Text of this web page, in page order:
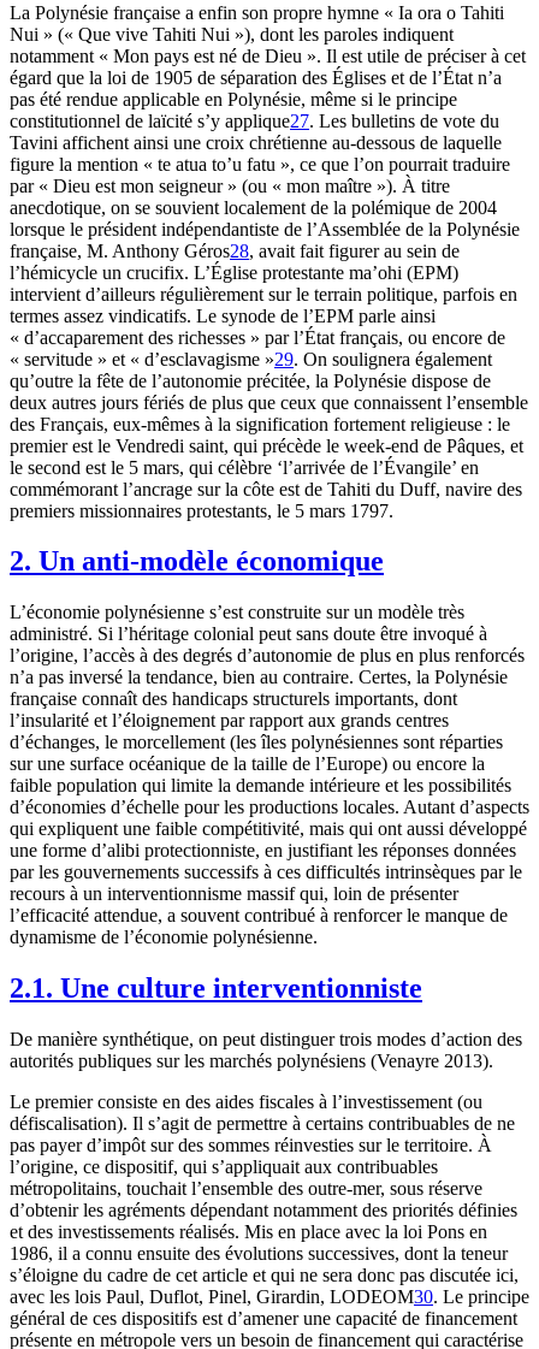
La Polynésie française a enfin son propre hymne « Ia ora o Tahiti
Nui » (« Que vive Tahiti Nui »), dont les paroles indiquent
notamment « Mon pays est né de Dieu ». Il est utile de préciser à cet
égard que la loi de 1905 de séparation des Églises et de l’État n’a
pas été rendue applicable en Polynésie, même si le principe
constitutionnel de laïcité s’y applique27. Les bulletins de vote du
Tavini affichent ainsi une croix chrétienne au-dessous de laquelle
figure la mention « te atua to’u fatu », ce que l’on pourrait traduire
par « Dieu est mon seigneur » (ou « mon maître »). À titre
anecdotique, on se souvient localement de la polémique de 2004
lorsque le président indépendantiste de l’Assemblée de la Polynésie
française, M. Anthony Géros28, avait fait figurer au sein de
l’hémicycle un crucifix. L’Église protestante ma’ohi (EPM)
intervient d’ailleurs régulièrement sur le terrain politique, parfois en
termes assez vindicatifs. Le synode de l’EPM parle ainsi
« d’accaparement des richesses » par l’État français, ou encore de
« servitude » et « d’esclavagisme »29. On soulignera également
qu’outre la fête de l’autonomie précitée, la Polynésie dispose de
deux autres jours fériés de plus que ceux que connaissent l’ensemble
des Français, eux-mêmes à la signification fortement religieuse : le
premier est le Vendredi saint, qui précède le week-end de Pâques, et
le second est le 5 mars, qui célèbre ‘l’arrivée de l’Évangile’ en
commémorant l’ancrage sur la côte est de Tahiti du Duff, navire des
premiers missionnaires protestants, le 5 mars 1797.
2. Un anti-modèle économique
L’économie polynésienne s’est construite sur un modèle très
administré. Si l’héritage colonial peut sans doute être invoqué à
l’origine, l’accès à des degrés d’autonomie de plus en plus renforcés
n’a pas inversé la tendance, bien au contraire. Certes, la Polynésie
française connaît des handicaps structurels importants, dont
l’insularité et l’éloignement par rapport aux grands centres
d’échanges, le morcellement (les îles polynésiennes sont réparties
sur une surface océanique de la taille de l’Europe) ou encore la
faible population qui limite la demande intérieure et les possibilités
d’économies d’échelle pour les productions locales. Autant d’aspects
qui expliquent une faible compétitivité, mais qui ont aussi développé
une forme d’alibi protectionniste, en justifiant les réponses données
par les gouvernements successifs à ces difficultés intrinsèques par le
recours à un interventionnisme massif qui, loin de présenter
l’efficacité attendue, a souvent contribué à renforcer le manque de
dynamisme de l’économie polynésienne.
2.1. Une culture interventionniste
De manière synthétique, on peut distinguer trois modes d’action des
autorités publiques sur les marchés polynésiens (Venayre 2013).
Le premier consiste en des aides fiscales à l’investissement (ou
défiscalisation). Il s’agit de permettre à certains contribuables de ne
pas payer d’impôt sur des sommes réinvesties sur le territoire. À
l’origine, ce dispositif, qui s’appliquait aux contribuables
métropolitains, touchait l’ensemble des outre-mer, sous réserve
d’obtenir les agréments dépendant notamment des priorités définies
et des investissements réalisés. Mis en place avec la loi Pons en
1986, il a connu ensuite des évolutions successives, dont la teneur
s’éloigne du cadre de cet article et qui ne sera donc pas discutée ici,
avec les lois Paul, Duflot, Pinel, Girardin, LODEOM30. Le principe
général de ces dispositifs est d’amener une capacité de financement
présente en métropole vers un besoin de financement qui caractérise